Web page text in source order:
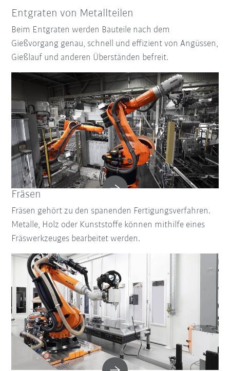
Entgraten von Metallteilen
Beim Entgraten werden Bauteile nach dem
Gießvorgang genau, schnell und effizient von Angüssen,
Gießlauf und anderen Überständen befreit.
Fräsen
Fräsen gehört zu den spanenden Fertigungsverfahren.
Metalle, Holz oder Kunststoffe können mithilfe eines
Fräswerkzeuges bearbeitet werden.